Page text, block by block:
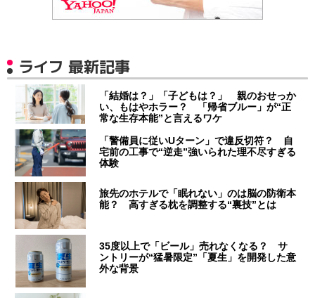
ライフ 最新記事
「結婚は？」「子どもは？」 親のおせっか
い、もはやホラー？ 「帰省ブルー」が“正
常な生存本能”と言えるワケ
「警備員に従いUターン」で違反切符？ 自
宅前の工事で“逆走”強いられた理不尽すぎる
体験
旅先のホテルで「眠れない」のは脳の防衛本
能？ 高すぎる枕を調整する“裏技”とは
35度以上で「ビール」売れなくなる？ サ
ントリーが“猛暑限定”「夏生」を開発した意
外な背景